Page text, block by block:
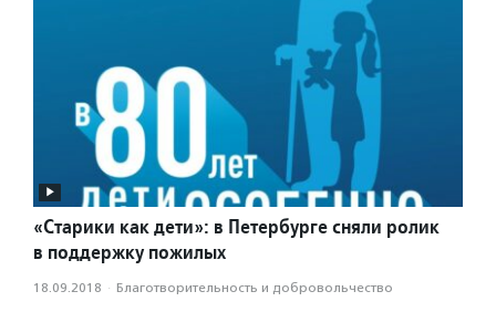
«Старики как дети»: в Петербурге сняли ролик
в поддержку пожилых
18.09.2018 · Благотвори­тель­ность и доброволь­чест­во